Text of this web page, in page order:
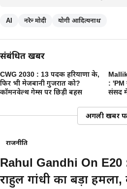
AI नरेन्द्र मोदी योगी आदित्यनाथ
संबंधित खबरें
CWG 2030 : 13 पदक हरियाणा के,
फिर भी मेजबानी गुजरात को?
कॉमनवेल्थ गेम्स पर छिड़ी बहस
:
संसद
अगली खबर
राजनीति
Rahul Gandhi On E20 :
राहुल गांधी का बड़ा हमला,